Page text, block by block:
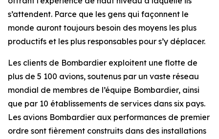
s’attendent. Parce que les gens qui façonnent le
monde auront toujours besoin des moyens les plus
productifs et les plus responsables pour s’y déplacer.
Les clients de Bombardier exploitent une flotte de
plus de 5 100 avions, soutenus par un vaste réseau
mondial de membres de l’équipe Bombardier, ainsi
que par 10 établissements de services dans six pays.
Les avions Bombardier aux performances de premier
ordre sont fièrement construits dans des installations